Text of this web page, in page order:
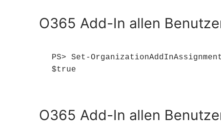
O365 Add-In allen
PS> Set-
$true
O365 Add-In allen